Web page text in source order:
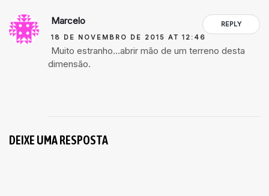
REPLY
Marcelo
18 DE NOVEMBRO DE 2015 AT 12:46
Muito estranho…abrir mão de um terreno desta
dimensão.
DEIXE UMA RESPOSTA